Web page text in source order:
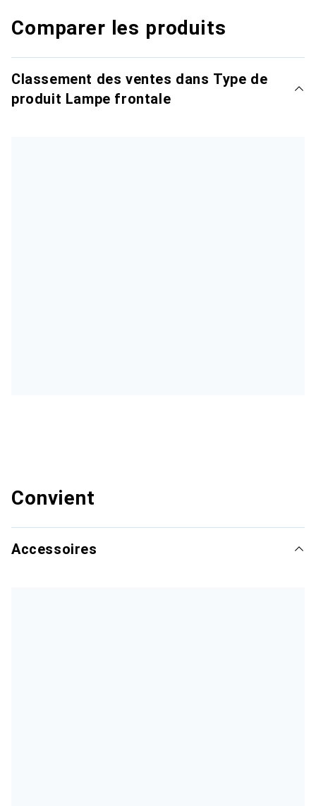
Comparer les produits
Classement des ventes dans Type de
produit Lampe frontale
Convient
Accessoires